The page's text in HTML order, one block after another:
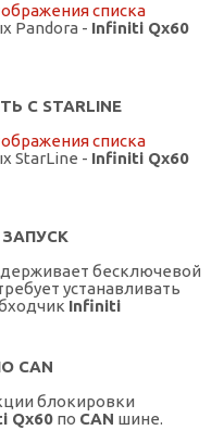
списка
Pandora - Infiniti Qx60
С STARLINE
списка
StarLine - Infiniti Qx60
бесключевой
устанавливать
Infiniti
CAN
блокировки
Qx60 по CAN шине.